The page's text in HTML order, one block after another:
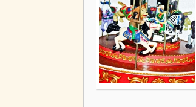
Kreativitäts-Karussell